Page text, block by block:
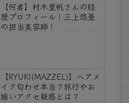
【何者】村木里帆さんの経
歴プロフィール！三上悠亜
の担当美容師！
【RYUKI(MAZZEL)】ヘアメ
イク匂わせ本当？旅行やお
揃いアクセ疑惑とは？